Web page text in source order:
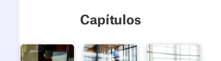
Capítulos
Qué es el escritorio compartido
Implementación